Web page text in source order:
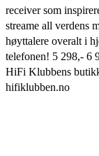
receiver som
streame all verdens
høyttalere overalt i
telefonen! 5 298,- 6
HiFi Klubbens
hifiklubben.no